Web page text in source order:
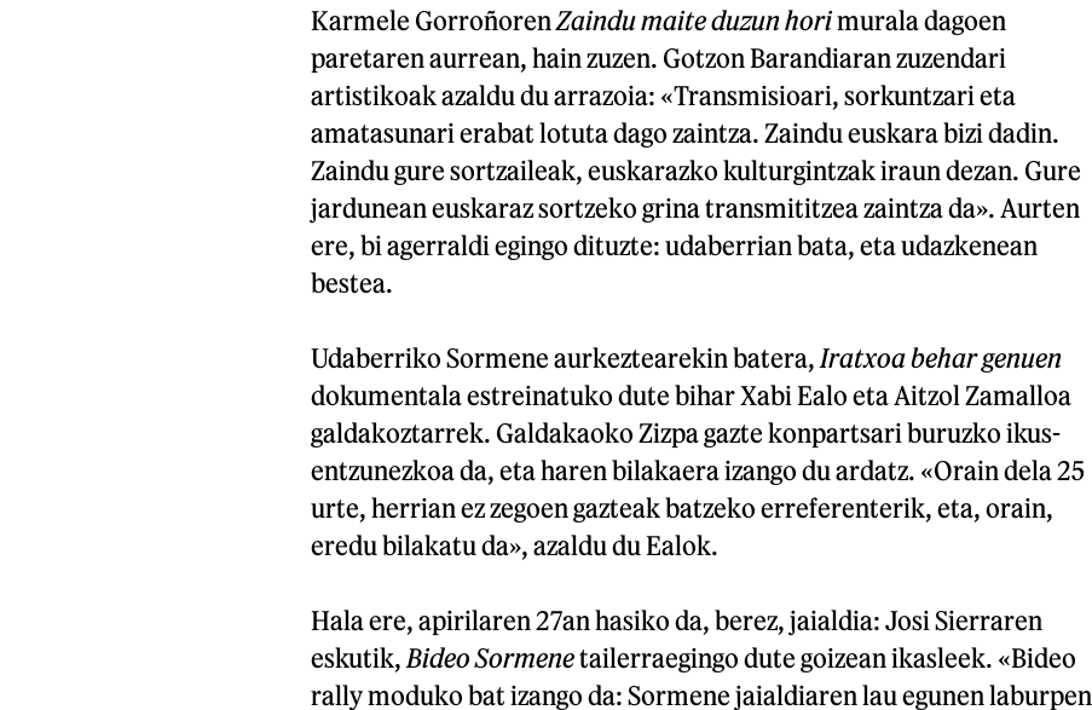
Karmele GorroñorenZaindu maite duzun horimurala dagoen
paretaren aurrean, hain zuzen. Gotzon Barandiaran zuzendari
artistikoak azaldu du arrazoia: «Transmisioari, sorkuntzari eta
amatasunari erabat lotuta dago zaintza. Zaindu euskara bizi dadin.
Zaindu gure sortzaileak, euskarazko kulturgintzak iraun dezan. Gure
jardunean euskaraz sortzeko grina transmititzea zaintza da». Aurten
ere, bi agerraldi egingo dituzte: udaberrian bata, eta udazkenean
bestea.
Udaberriko Sormene aurkeztearekin batera, Iratxoa behar genuen
dokumentala estreinatuko dute bihar Xabi Ealo eta Aitzol Zamalloa
galdakoztarrek. Galdakaoko Zizpa gazte konpartsari buruzko ikus-
entzunezkoa da, eta haren bilakaera izango du ardatz. «Orain dela 25
urte, herrian ez zegoen gazteak batzeko erreferenterik, eta, orain,
eredu bilakatu da», azaldu du Ealok.
Hala ere, apirilaren 27an hasiko da, berez, jaialdia: Josi Sierraren
eskutik, Bideo Sormenetailerraegingo dute goizean ikasleek. «Bideo
rally moduko bat izango da: Sormene jaialdiaren lau egunen laburpen